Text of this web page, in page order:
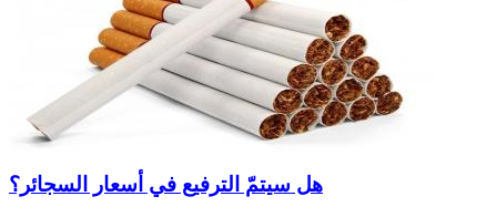
هل سيتمّ الترفيع في أسعار السجائر؟